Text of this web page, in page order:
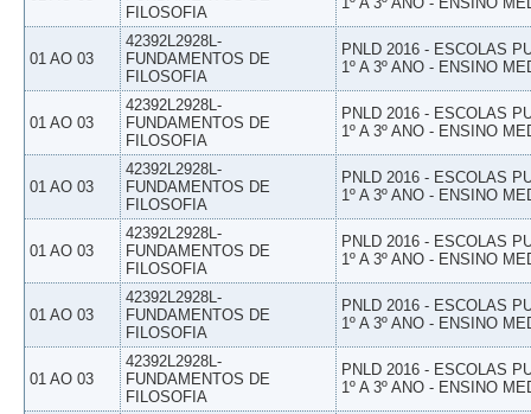
FILOSOFIA
01 AO 03
42392L2928L-
FUNDAMENTOS DE
FILOSOFIA
PNLD 2016 - ESCOLAS
1º A 3º ANO - ENSINO
01 AO 03
42392L2928L-
FUNDAMENTOS DE
FILOSOFIA
PNLD 2016 - ESCOLAS
1º A 3º ANO - ENSINO
01 AO 03
42392L2928L-
FUNDAMENTOS DE
FILOSOFIA
PNLD 2016 - ESCOLAS
1º A 3º ANO - ENSINO
01 AO 03
42392L2928L-
FUNDAMENTOS DE
FILOSOFIA
PNLD 2016 - ESCOLAS
1º A 3º ANO - ENSINO
01 AO 03
42392L2928L-
FUNDAMENTOS DE
FILOSOFIA
PNLD 2016 - ESCOLAS
1º A 3º ANO - ENSINO
01 AO 03
42392L2928L-
FUNDAMENTOS DE
FILOSOFIA
PNLD 2016 - ESCOLAS
1º A 3º ANO - ENSINO